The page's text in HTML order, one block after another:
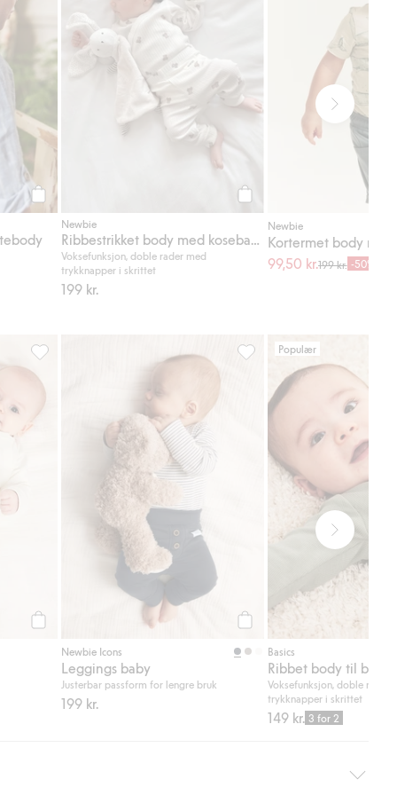
Legg til Legg til
Newbie
Ribbestrikket body med kosebamser
Voksefunksjon, doble rader med
trykknapper i skrittet
199 kr.
Newbie
Kortermet body
99,50 kr.199 kr. -50%
Legg til i favoriter
Langermet sweatshirt, Legg til i favoriter
Legg til
Newbie Icons
Leggings baby
Justerbar passform for lengre bruk
199 kr.
Leggings baby, Legg til i
Populær
Basics
Ribbet body til baby
Voksefunksjon, doble rader
trykknapper i skrittet
149 kr. 3 for 2